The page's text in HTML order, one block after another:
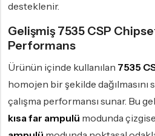
desteklenir.
Gelişmiş 7535 CSP
Performans
Ürünün içinde kullanılan 7535
homojen bir şekilde dağılmasını
çalışma performansı sunar. Bu
kısa far ampulü modunda